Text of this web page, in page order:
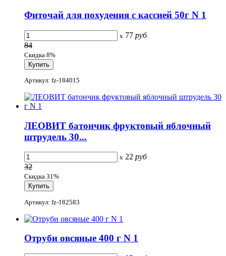
Фиточай для похудения с кассией 50г N 1
x 77 руб
84
Скидка 8%
Артикул: fz-184015
ЛЕОВИТ батончик фруктовый яблочный
штрудель 30...
x 22 руб
32
Скидка 31%
Артикул: fz-182583
Отруби овсяные 400 г N 1